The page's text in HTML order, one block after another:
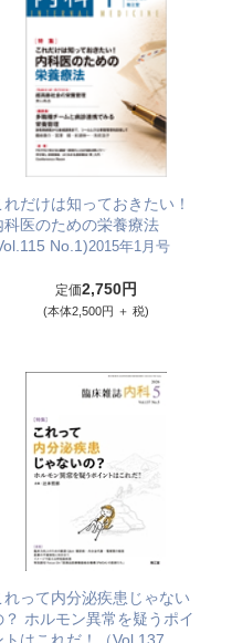
れだけは知っておきたい！
科医のための栄養療法
No.1)2015年1月号
定価2,750円
(本体2,500円 ＋ 税)
れって内分泌疾患じゃない
？ ホルモン異常を疑うポイ